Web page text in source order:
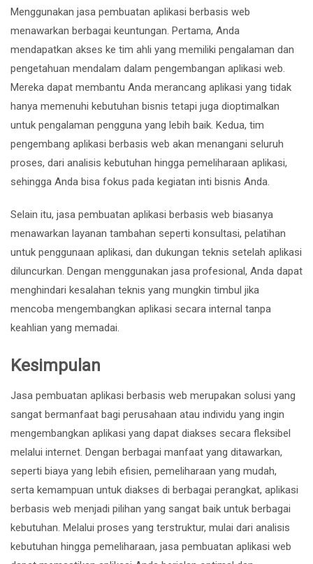
Menggunakan jasa pembuatan aplikasi berbasis web
menawarkan berbagai keuntungan. Pertama, Anda
mendapatkan akses ke tim ahli yang memiliki pengalaman dan
pengetahuan mendalam dalam pengembangan aplikasi web.
Mereka dapat membantu Anda merancang aplikasi yang tidak
hanya memenuhi kebutuhan bisnis tetapi juga dioptimalkan
untuk pengalaman pengguna yang lebih baik. Kedua, tim
pengembang aplikasi berbasis web akan menangani seluruh
proses, dari analisis kebutuhan hingga pemeliharaan aplikasi,
sehingga Anda bisa fokus pada kegiatan inti bisnis Anda.
Selain itu, jasa pembuatan aplikasi berbasis web biasanya
menawarkan layanan tambahan seperti konsultasi, pelatihan
untuk penggunaan aplikasi, dan dukungan teknis setelah aplikasi
diluncurkan. Dengan menggunakan jasa profesional, Anda dapat
menghindari kesalahan teknis yang mungkin timbul jika
mencoba mengembangkan aplikasi secara internal tanpa
keahlian yang memadai.
Kesimpulan
Jasa pembuatan aplikasi berbasis web merupakan solusi yang
sangat bermanfaat bagi perusahaan atau individu yang ingin
mengembangkan aplikasi yang dapat diakses secara fleksibel
melalui internet. Dengan berbagai manfaat yang ditawarkan,
seperti biaya yang lebih efisien, pemeliharaan yang mudah,
serta kemampuan untuk diakses di berbagai perangkat, aplikasi
berbasis web menjadi pilihan yang sangat baik untuk berbagai
kebutuhan. Melalui proses yang terstruktur, mulai dari analisis
kebutuhan hingga pemeliharaan, jasa pembuatan aplikasi web